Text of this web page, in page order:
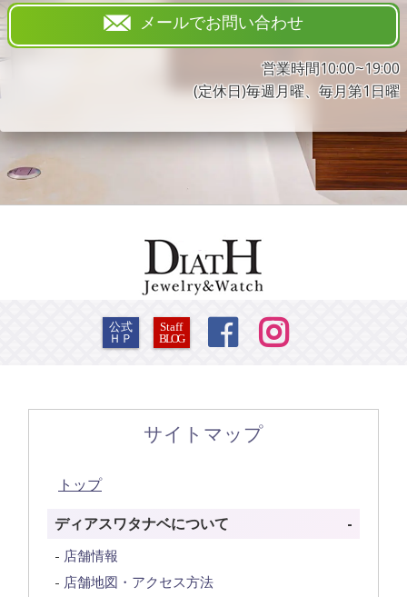
メールでお問い合わせ
営業時間10:00~19:00
(定休日)毎週月曜、毎月第1日曜
公式
ＨＰ
Staff
BLOG
 
サイトマップ
トップ
ディアスワタナベについて
店舗情報
店舗地図・アクセス方法